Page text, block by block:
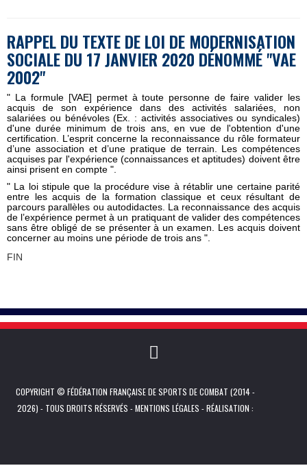
RAPPEL DU TEXTE DE LOI DE MODERNISATION
SOCIALE DU 17 JANVIER 2020 DÉNOMMÉ "VAE
2002"
" La formule [VAE] permet à toute personne de faire valider les
acquis de son expérience dans des activités salariées, non
salariées ou bénévoles (Ex. : activités associatives ou syndicales)
d'une durée minimum de trois ans, en vue de l'obtention d'une
certification. L’esprit concerne la reconnaissance du rôle formateur
d’une association et d’une pratique de terrain. Les compétences
acquises par l'expérience (connaissances et aptitudes) doivent être
ainsi prisent en compte ".
" La loi stipule que la procédure vise à rétablir une certaine parité
entre les acquis de la formation classique et ceux résultant de
parcours parallèles ou autodidactes. La reconnaissance des acquis
de l’expérience permet à un pratiquant de valider des compétences
sans être obligé de se présenter à un examen. Les acquis doivent
concerner au moins une période de trois ans ".
FIN
COPYRIGHT © FÉDÉRATION FRANÇAISE DE SPORTS DE COMBAT (2014 -
2026) - TOUS DROITS RÉSERVÉS -MENTIONS LÉGALES - RÉALISATION :